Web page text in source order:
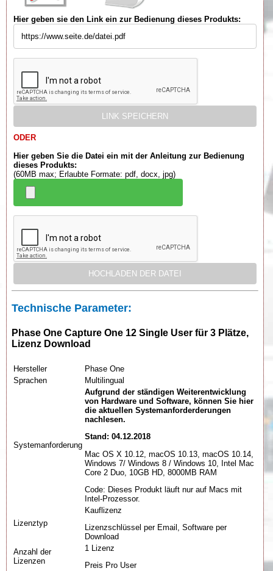
Hier geben sie den Link ein zur Bedienung dieses Produkts:
ODER
Hier geben Sie die Datei ein mit der Anleitung zur Bedienung
dieses Produkts:
(60MB max; Erlaubte Formate: pdf, docx, jpg)
Technische Parameter:
Phase One Capture One 12 Single User für 3 Plätze,
Lizenz Download
Hersteller
Phase One
Sprachen
Multilingual
Systemanforderung
Aufgrund der ständigen Weiterentwicklung
von Hardware und Software, können Sie hier
die aktuellen Systemanforderderungen
nachlesen.
Stand: 04.12.2018
Mac OS X 10.12, macOS 10.13, macOS 10.14,
Windows 7/ Windows 8 / Windows 10, Intel Mac
Core 2 Duo, 10GB HD, 8000MB RAM
Code: Dieses Produkt läuft nur auf Macs mit
Intel-Prozessor.
Lizenztyp
Kauflizenz
Lizenzschlüssel per Email, Software per
Download
Anzahl der
Lizenzen
1 Lizenz
Preis Pro User